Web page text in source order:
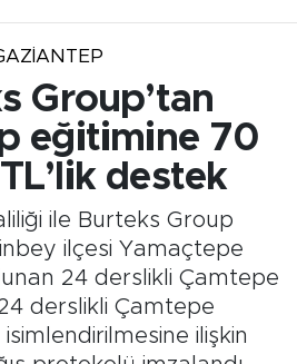
Group’tan
eğitimine 70
destek
ile Burteks Group
ilçesi Yamaçtepe
24 derslikli Çamtepe
derslikli Çamtepe
ilişkin
Durumu ve Fikstür